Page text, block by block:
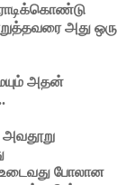
அது ஒரு
அதன்
உடைவது போலான